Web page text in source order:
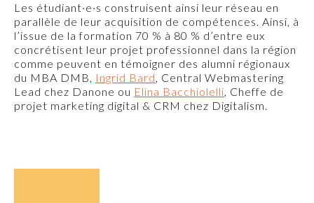
Les étudiant·e·s construisent ainsi leur réseau en
parallèle de leur acquisition de compétences. Ainsi, à
l’issue de la formation 70 % à 80 % d’entre eux
concrétisent leur projet professionnel dans la région
comme peuvent en témoigner des alumni régionaux
du MBA DMB, Ingrid Bard, Central Webmastering
Lead chez Danone ou Elina Bacchiolelli, Cheffe de
projet marketing digital & CRM chez Digitalism.